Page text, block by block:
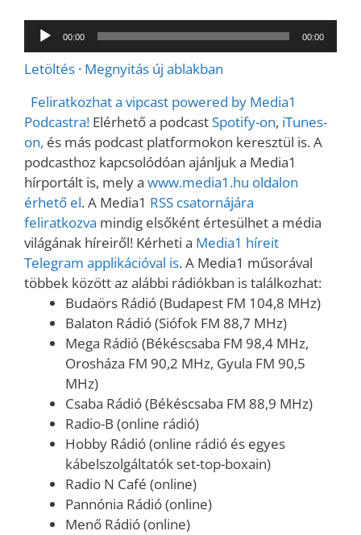
Audió
lejátszó
00:00 00:00
Letöltés · Megnyitás új ablakban
Feliratkozhat a vipcast powered by Media1
Podcastra! Elérhető a podcastSpotify-on, iTunes-
on, és más podcast platformokon keresztül is. A
podcasthoz kapcsolódóan ajánljuk a Media1
hírportált is, mely a www.media1.hu oldalon
érhető el. A Media1 RSS csatornájára
feliratkozva mindig elsőként értesülhet a média
világának híreiről! Kérheti a Media1 híreit
Telegram applikációval is. A Media1 műsorával
többek között az alábbi rádiókban is találkozhat:
Budaörs Rádió (Budapest FM 104,8 MHz)
Balaton Rádió (Siófok FM 88,7 MHz)
Mega Rádió (Békéscsaba FM 98,4 MHz,
Orosháza FM 90,2 MHz, Gyula FM 90,5
MHz)
Csaba Rádió (Békéscsaba FM 88,9 MHz)
Radio-B (online rádió)
Hobby Rádió (online rádió és egyes
kábelszolgáltatók set-top-boxain)
Radio N Café (online)
Pannónia Rádió (online)
Menő Rádió (online)